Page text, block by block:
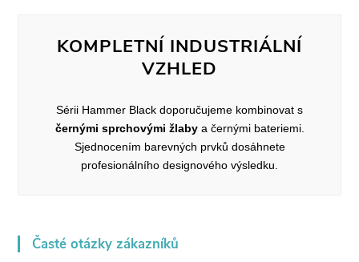
KOMPLETNÍ INDUSTRIÁLNÍ
VZHLED
Sérii Hammer Black doporučujeme kombinovat s
černými sprchovými žlabya černými bateriemi.
Sjednocením barevných prvků dosáhnete
profesionálního designového výsledku.
Časté otázky zákazníků